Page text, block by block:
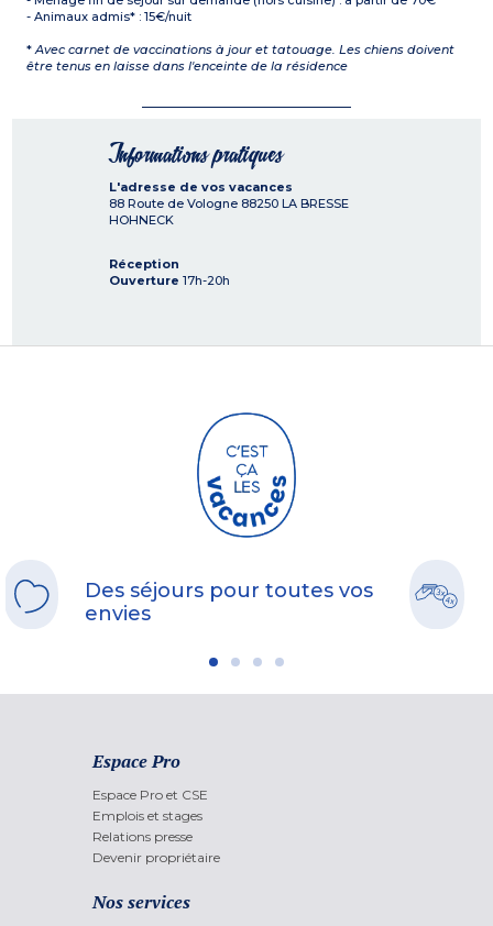
- Animaux admis* : 15€/nuit
*Avec carnet de vaccinations à jour et tatouage. Les chiens doivent
être tenus en laisse dans l'enceinte de la résidence
Informations pratiques
L'adresse de vos vacances
88 Route de Vologne 88250 LA BRESSE
HOHNECK
Réception
Ouverture 17h-20h
Des séjours pour toutes vos
envies
Espace Pro
Espace Pro et CSE
Emplois et stages
Relations presse
Devenir propriétaire
Nos services